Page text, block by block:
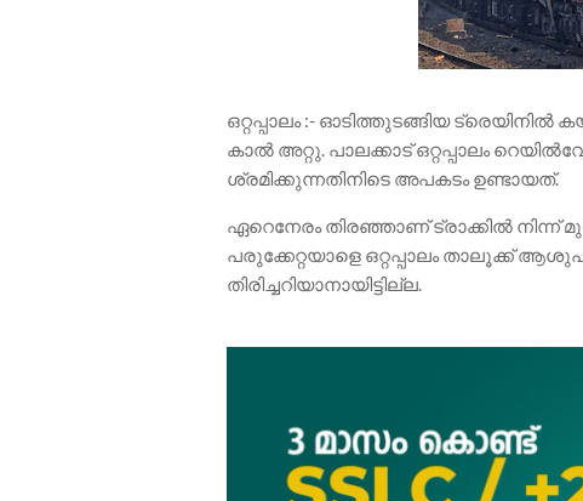
ഒറ്റപ്പാലം :- ഓടിത്തുടങ്ങിയ ട്രെയിനിൽ
കാൽ അറ്റു. പാലക്കാട് ഒറ്റപ്പാലം
ശ്രമിക്കുന്നതിനിടെ അപകടം ഉണ്ടായത്.
ഏറെനേരം തിരഞ്ഞാണ് ട്രാക്കിൽ നിന്ന്
പരുക്കേറ്റയാളെ ഒറ്റപ്പാലം താലൂക്ക്
തിരിച്ചറിയാനായിട്ടില്ല.